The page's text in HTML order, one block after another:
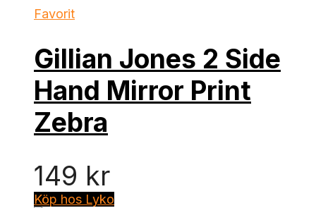
Favorit
Gillian Jones 2 Side
Hand Mirror Print
Zebra
149 kr
Köp hos Lyko